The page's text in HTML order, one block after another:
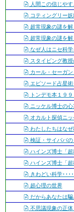
人間この信じや
コティングリー
超常現象の謎を
超常現象の謎を
なぜ人はニセ科
スタイビング教
カール・セーガ
エピソード占星
トンデモ本１９９
ニッケル博士の
オカルト探偵ニ
わたしたちはな
検証・サイババの
ハインズ博士「
ハインズ博士「
きわどい科学･･･
超心理の世界
だからあなたは騙
不思議現象の正